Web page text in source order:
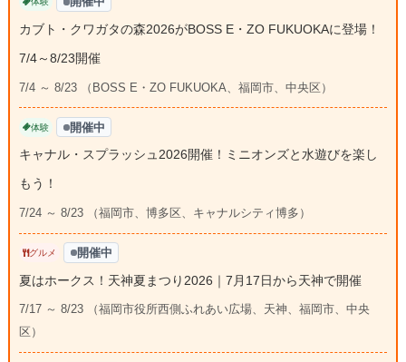
カブト・クワガタの森2026がBOSS E・ZO FUKUOKAに登場！
7/4～8/23開催
7/4 ～ 8/23 （BOSS E・ZO FUKUOKA、福岡市、中央区）
体験 開催中
キャナル・スプラッシュ2026開催！ミニオンズと水遊びを楽し
もう！
7/24 ～ 8/23 （福岡市、博多区、キャナルシティ博多）
グルメ 開催中
夏はホークス！天神夏まつり2026｜7月17日から天神で開催
7/17 ～ 8/23 （福岡市役所西側ふれあい広場、天神、福岡市、中央
区）